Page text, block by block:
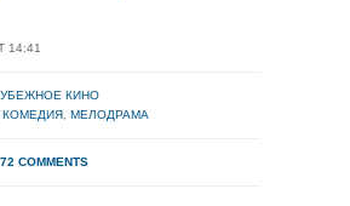
14:41
КИНО
КОМЕДИЯ МЕЛОДРАМА
COMMENTS